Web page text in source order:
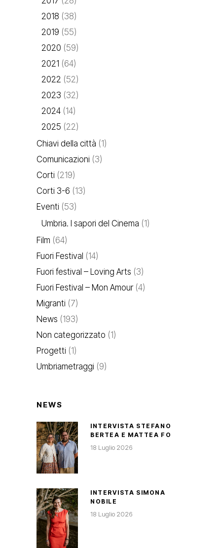
2018 (38)
2019 (55)
2020 (59)
2021 (64)
2022 (52)
2023 (32)
2024 (14)
2025 (22)
Chiavi della città (1)
Comunicazioni (3)
Corti (219)
Corti 3-6 (13)
Eventi (53)
Umbria. I sapori del Cinema (1)
Film (64)
Fuori Festival (14)
Fuori festival – Loving Arts (3)
Fuori Festival – Mon Amour(4)
Migranti (7)
News (193)
Non categorizzato (1)
Progetti (1)
Umbriametraggi (9)
NEWS
INTERVISTA STEFANO
BERTEA E MATTEA FO
18 Luglio 2026
INTERVISTA SIMONA
NOBILE
18 Luglio 2026